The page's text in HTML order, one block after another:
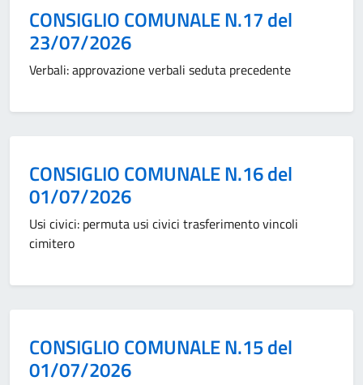
Categoria:
CONSIGLIO COMUNALE N.17 del
23/07/2026
Verbali: approvazione verbali seduta precedente
Categoria:
CONSIGLIO COMUNALE N.16 del
01/07/2026
Usi civici: permuta usi civici trasferimento vincoli
cimitero
Categoria:
CONSIGLIO COMUNALE N.15 del
01/07/2026